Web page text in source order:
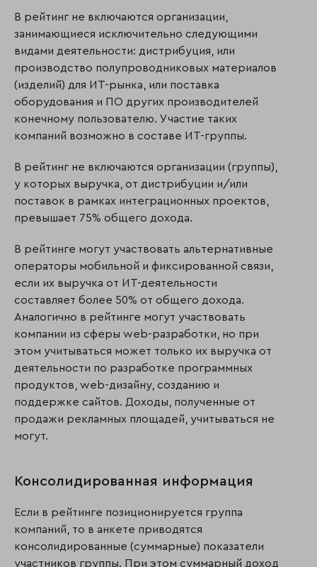
В рейтинг не включаются организации,
занимающиеся исключительно следующими
видами деятельности: дистрибуция, или
производство полупроводниковых материалов
(изделий) для ИТ-рынка, или поставка
оборудования и ПО других производителей
конечному пользователю. Участие таких
компаний возможно в составе ИТ-группы.
В рейтинг не включаются организации (группы),
у которых выручка, от дистрибуции и/или
поставок в рамках интеграционных проектов,
превышает 75% общего дохода.
В рейтинге могут участвовать альтернативные
операторы мобильной и фиксированной связи,
если их выручка от ИТ-деятельности
составляет более 50% от общего дохода.
Аналогично в рейтинге могут участвовать
компании из сферы web-разработки, но при
этом учитываться может только их выручка от
деятельности по разработке программных
продуктов, web-дизайну, созданию и
поддержке сайтов. Доходы, полученные от
продажи рекламных площадей, учитываться не
могут.
Консолидированная информация
Если в рейтинге позиционируется группа
компаний, то в анкете приводятся
консолидированные (суммарные) показатели
участников группы. При этом суммарный доход